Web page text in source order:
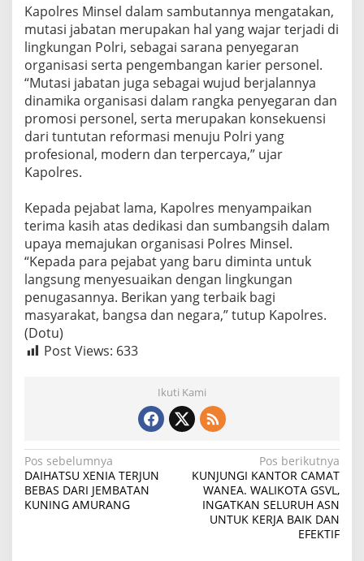
Kapolres Minsel dalam sambutannya mengatakan,
mutasi jabatan merupakan hal yang wajar terjadi di
lingkungan Polri, sebagai sarana penyegaran
organisasi serta pengembangan karier personel.
“Mutasi jabatan juga sebagai wujud berjalannya
dinamika organisasi dalam rangka penyegaran dan
promosi personel, serta merupakan konsekuensi
dari tuntutan reformasi menuju Polri yang
profesional, modern dan terpercaya,” ujar
Kapolres.
Kepada pejabat lama, Kapolres menyampaikan
terima kasih atas dedikasi dan sumbangsih dalam
upaya memajukan organisasi Polres Minsel.
“Kepada para pejabat yang baru diminta untuk
langsung menyesuaikan dengan lingkungan
penugasannya. Berikan yang terbaik bagi
masyarakat, bangsa dan negara,” tutup Kapolres.
(Dotu)
Post Views: 633
Ikuti Kami
Navigasi
pos
Pos sebelumnya
DAIHATSU XENIA TERJUN
BEBAS DARI JEMBATAN
KUNING AMURANG
Pos berikutnya
KUNJUNGI KANTOR CAMAT
WANEA. WALIKOTA GSVL,
INGATKAN SELURUH ASN
UNTUK KERJA BAIK DAN
EFEKTIF